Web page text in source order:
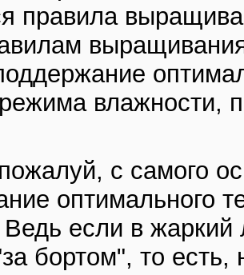
правила
влажности,
с самого
оптимального
если в жаркий
бортом", то